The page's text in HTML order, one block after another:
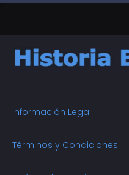
Información Legal
Términos y Condiciones